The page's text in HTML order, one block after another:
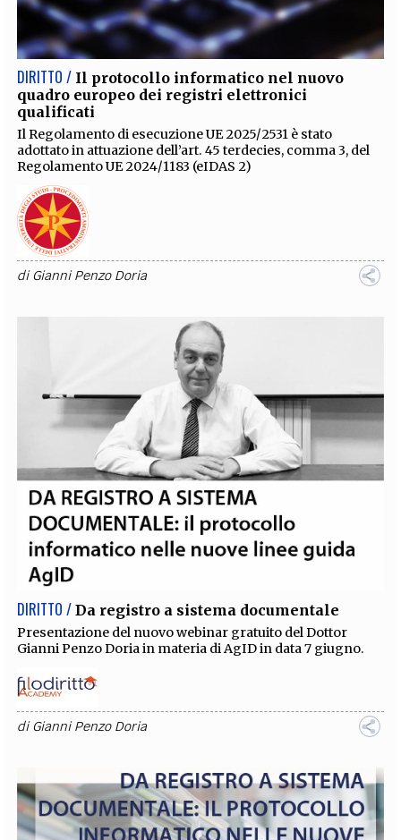
EXTRA
CODICI RUBRICHE LIBRI PROCEEDINGS CONTATTI
SOCIAL MEDIA
DIRITTO / Il protocollo informatico nel nuovo
quadro europeo dei registri elettronici
qualificati
Il Regolamento di esecuzione UE 2025/2531 è stato
adottato in attuazione dell’art. 45 terdecies, comma 3, del
Regolamento UE 2024/1183 (eIDAS 2)
diGianni Penzo Doria
DIRITTO / Da registro a sistema documentale
Presentazione del nuovo webinar gratuito del Dottor
Gianni Penzo Doria in materia di AgID in data 7 giugno.
diGianni Penzo Doria